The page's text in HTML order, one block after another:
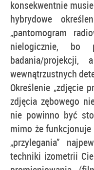
konsekwentnie
hybrydowe
„pantomogram
nielogicznie, bo
badania/projekcji,
wewnątrzustnych
Określenie „zdjęcie
zdjęcia zębowego
nie powinno być
mimo że
„przylegania”
techniki izometrii